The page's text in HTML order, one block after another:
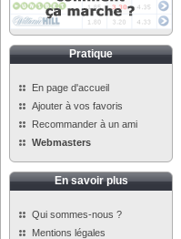
Pratique
En page d'accueil
Ajouter à vos favoris
Recommander à un ami
Webmasters
En savoir plus
Qui sommes-nous ?
Mentions légales